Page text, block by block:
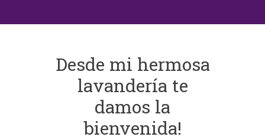
Desde mi hermosa
lavandería te
damos la
bienvenida!